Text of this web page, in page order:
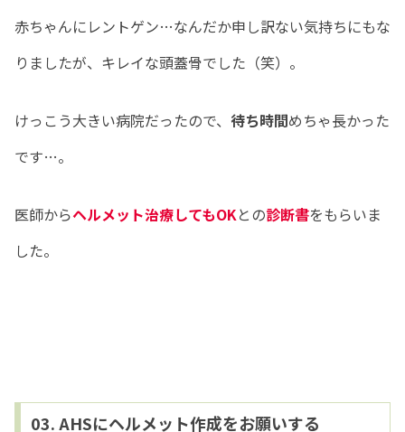
赤ちゃんにレントゲン…なんだか申し訳ない気持ちにもな
りましたが、キレイな頭蓋骨でした（笑）。
けっこう大きい病院だったので、 待ち時間めちゃ長かった
です…。
医師からヘルメット治療してもOKとの診断書をもらいま
した。
03. AHSにヘルメット作成をお願いする